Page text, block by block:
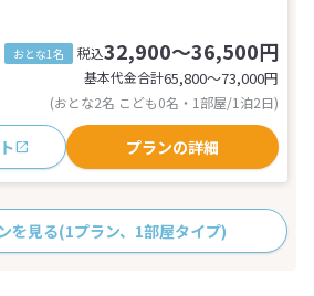
おとな1名 税込32,900～36,500円
基本代金合計65,800〜73,000円
(おとな2名 こども0名・1部屋/1泊2日)
プランの詳細
を見る(1プラン、1部屋タイプ)